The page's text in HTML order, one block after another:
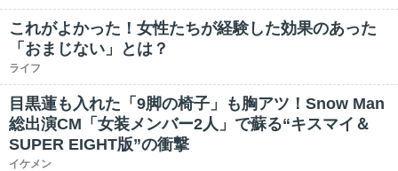
これがよかった！女性たちが経験した効果のあった
「おまじない」とは？
ライフ
目黒蓮も入れた「9脚の椅子」も胸アツ！Snow Man
総出演CM「女装メンバー2人」で蘇る“キスマイ＆
SUPER EIGHT版”の衝撃
イケメン